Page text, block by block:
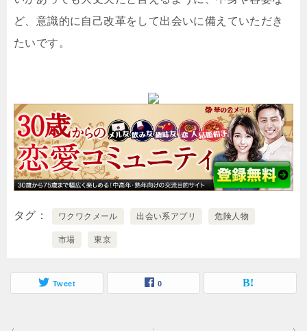
ど、意識的に自己改革をして出会いに備えていただき
たいです。
タグ ワクワクメール 出会い系アプリ 危険人物
市場 東京
Tweet 0